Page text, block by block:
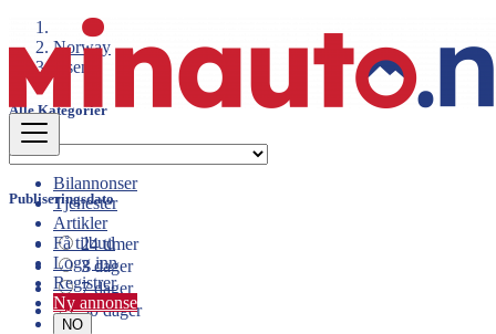
Bilannonser
Tjenester
Artikler
Få tilbud
Logg inn
Registrer
Ny annonse
NO
Norway
Osen
Alle Kategorier
Publiseringsdato
24 timer
3 dager
7 dager
30 dager